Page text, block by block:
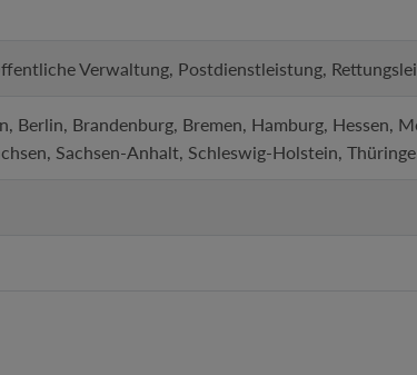
Verwaltung, Postdienstleistung,
Berlin, Brandenburg, Bremen, Hamburg, Hessen,
Sachsen-Anhalt, Schleswig-Holstein,